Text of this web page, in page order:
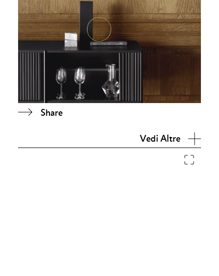
Share
Vedi Altre